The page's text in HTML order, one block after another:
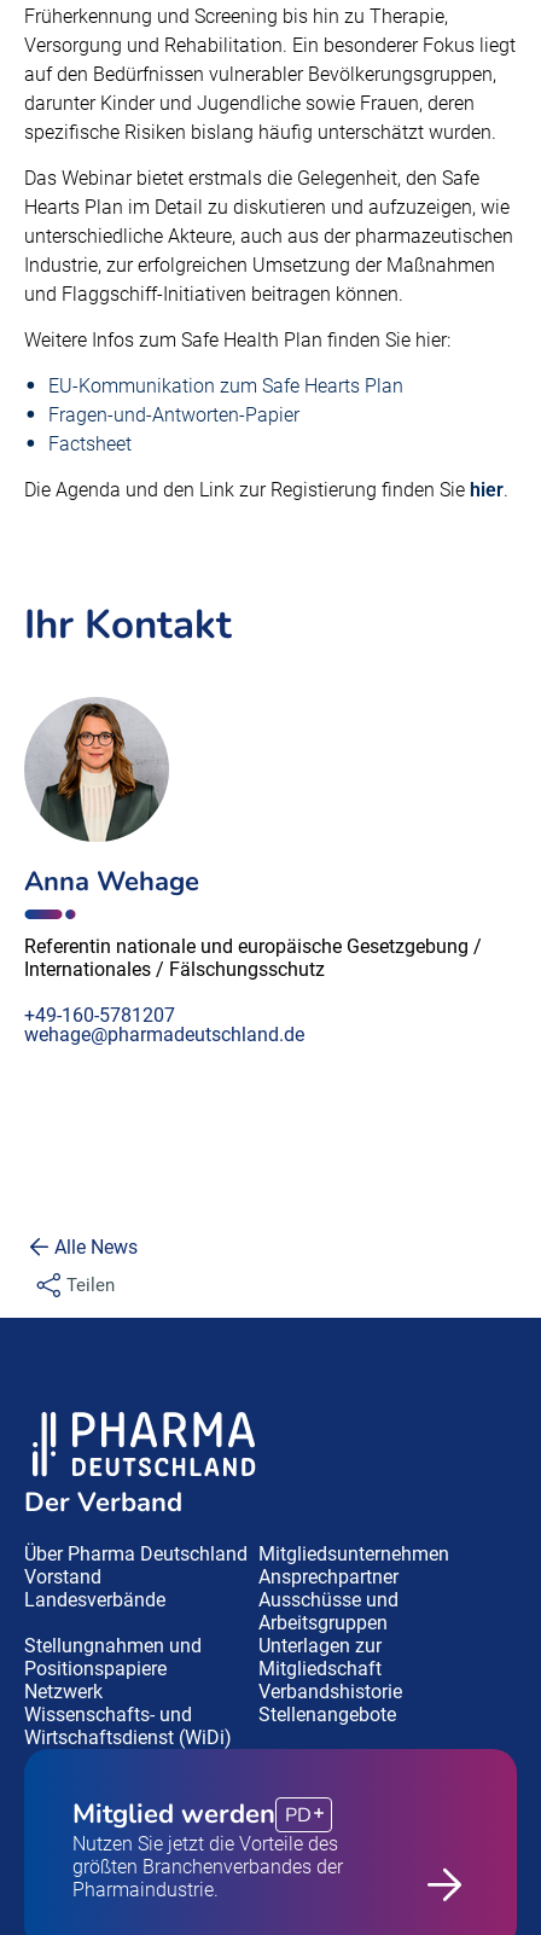
Früherkennung und Screening bis hin zu Therapie,
Versorgung und Rehabilitation. Ein besonderer Fokus liegt
auf den Bedürfnissen vulnerabler Bevölkerungsgruppen,
darunter Kinder und Jugendliche sowie Frauen, deren
spezifische Risiken bislang häufig unterschätzt wurden.
Das Webinar bietet erstmals die Gelegenheit, den Safe
Hearts Plan im Detail zu diskutieren und aufzuzeigen, wie
unterschiedliche Akteure, auch aus der pharmazeutischen
Industrie, zur erfolgreichen Umsetzung der Maßnahmen
und Flaggschiff-Initiativen beitragen können.
Weitere Infos zum Safe Health Plan finden Sie hier:
EU-Kommunikation zum Safe Hearts Plan
Fragen-und-Antworten-Papier
Factsheet
Die Agenda und den Link zur Registierung finden Sie hier.
Ihr Kontakt
Anna Wehage
Referentin nationale und europäische Gesetzgebung /
Internationales / Fälschungsschutz
+49-160-5781207
wehage@pharmadeutschland.de
Alle News
Teilen
Der Verband
Über Pharma Deutschland Mitgliedsunternehmen
Vorstand
Ansprechpartner
Landesverbände
Ausschüsse und
Arbeitsgruppen
Stellungnahmen und
Positionspapiere
Unterlagen zur
Mitgliedschaft
Netzwerk
Verbandshistorie
Wissenschafts- und
Wirtschaftsdienst (WiDi)
Stellenangebote
Mitglied werden PD
Nutzen Sie jetzt die Vorteile des
größten Branchenverbandes der
Pharmaindustrie.